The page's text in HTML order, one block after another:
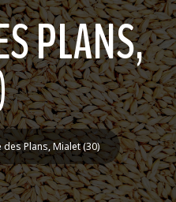
PLANS,
des Plans, Mialet (30)